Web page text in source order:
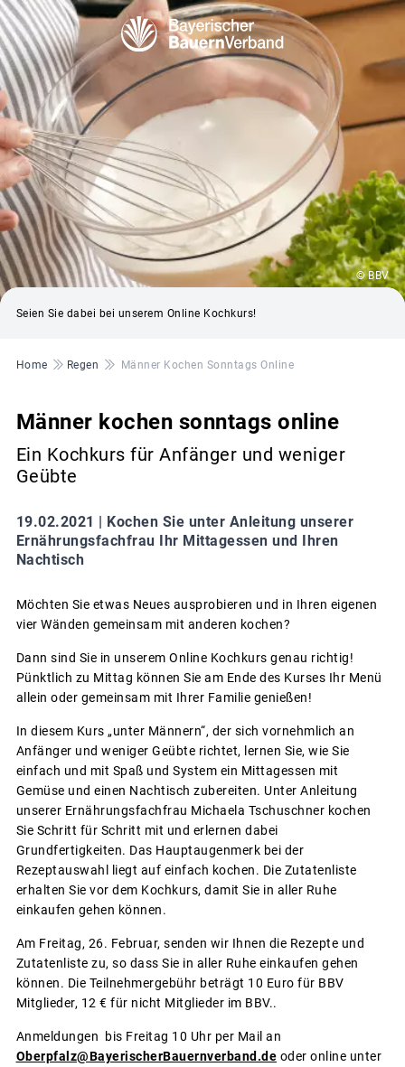
© BBV
Seien Sie dabei bei unserem Online Kochkurs!
Pfadnavigation
Home Regen Männer Kochen Sonntags Online
Männer kochen sonntags online
Ein Kochkurs für Anfänger und weniger
Geübte
19.02.2021 |
Kochen Sie unter Anleitung unserer
Ernährungsfachfrau Ihr Mittagessen und Ihren
Nachtisch
Möchten Sie etwas Neues ausprobieren und in Ihren eigenen
vier Wänden gemeinsam mit anderen kochen?
Dann sind Sie in unserem Online Kochkurs genau richtig!
Pünktlich zu Mittag können Sie am Ende des Kurses Ihr Menü
allein oder gemeinsam mit Ihrer Familie genießen!
In diesem Kurs „unter Männern“, der sich vornehmlich an
Anfänger und weniger Geübte richtet, lernen Sie, wie Sie
einfach und mit Spaß und System ein Mittagessen mit
Gemüse und einen Nachtisch zubereiten. Unter Anleitung
unserer Ernährungsfachfrau Michaela Tschuschner kochen
Sie Schritt für Schritt mit und erlernen dabei
Grundfertigkeiten. Das Hauptaugenmerk bei der
Rezeptauswahl liegt auf einfach kochen. Die Zutatenliste
erhalten Sie vor dem Kochkurs, damit Sie in aller Ruhe
einkaufen gehen können.
Am Freitag, 26. Februar, senden wir Ihnen die Rezepte und
Zutatenliste zu, so dass Sie in aller Ruhe einkaufen gehen
können. Die Teilnehmergebühr beträgt 10 Euro für BBV
Mitglieder, 12 € für nicht Mitglieder im BBV..
Anmeldungen bis Freitag 10 Uhr per Mail an
Oberpfalz@BayerischerBauernverband.de oder online unter